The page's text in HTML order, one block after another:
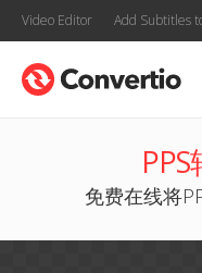
Video Editor Add Subtitles
免费在线将